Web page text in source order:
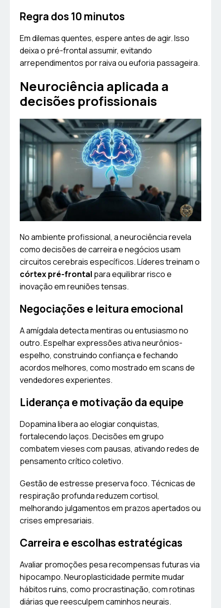
Regra dos 10 minutos
Em dilemas quentes, espere antes de agir. Isso
deixa o pré-frontal assumir, evitando
arrependimentos por raiva ou euforia passageira.
Neurociência aplicada a
decisões profissionais
No ambiente profissional, a neurociência revela
como decisões de carreira e negócios usam
circuitos cerebrais específicos. Líderes treinam o
córtex pré-frontal para equilibrar risco e
inovação em reuniões tensas.
Negociações e leitura emocional
A amígdala detecta mentiras ou entusiasmo no
outro. Espelhar expressões ativa neurônios-
espelho, construindo confiança e fechando
acordos melhores, como mostrado em scans de
vendedores experientes.
Liderança e motivação da equipe
Dopamina libera ao elogiar conquistas,
fortalecendo laços. Decisões em grupo
combatem vieses com pausas, ativando redes de
pensamento crítico coletivo.
Gestão de estresse preserva foco. Técnicas de
respiração profunda reduzem cortisol,
melhorando julgamentos em prazos apertados ou
crises empresariais.
Carreira e escolhas estratégicas
Avaliar promoções pesa recompensas futuras via
hipocampo. Neuroplasticidade permite mudar
hábitos ruins, como procrastinação, com rotinas
diárias que reesculpem caminhos neurais.